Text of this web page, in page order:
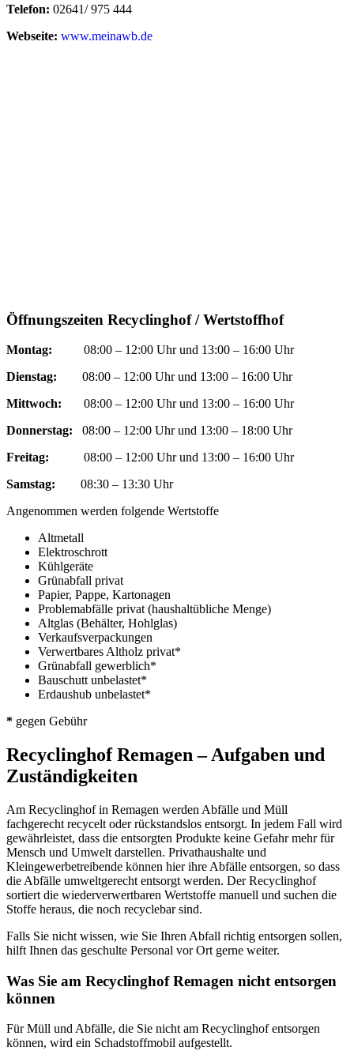
Telefon: 02641/ 975 444
Webseite: www.meinawb.de
Öffnungszeiten Recyclinghof / Wertstoffhof
Montag: 08:00 – 12:00 Uhr und 13:00 – 16:00 Uhr
Dienstag: 08:00 – 12:00 Uhr und 13:00 – 16:00 Uhr
Mittwoch: 08:00 – 12:00 Uhr und 13:00 – 16:00 Uhr
Donnerstag: 08:00 – 12:00 Uhr und 13:00 – 18:00 Uhr
Freitag: 08:00 – 12:00 Uhr und 13:00 – 16:00 Uhr
Samstag:
08:30 – 13:30 Uhr
Angenommen werden folgende Wertstoffe
Altmetall
Elektroschrott
Kühlgeräte
Grünabfall privat
Papier, Pappe, Kartonagen
Problemabfälle privat (haushaltübliche Menge)
Altglas (Behälter, Hohlglas)
Verkaufsverpackungen
Verwertbares Altholz privat*
Grünabfall gewerblich*
Bauschutt unbelastet*
Erdaushub unbelastet*
* gegen Gebühr
Recyclinghof Remagen – Aufgaben und
Zuständigkeiten
Am Recyclinghof in Remagen werden Abfälle und Müll
fachgerecht recycelt oder rückstandslos entsorgt. In jedem Fall wird
gewährleistet, dass die entsorgten Produkte keine Gefahr mehr für
Mensch und Umwelt darstellen. Privathaushalte und
Kleingewerbetreibende können hier ihre Abfälle entsorgen, so dass
die Abfälle umweltgerecht entsorgt werden. Der Recyclinghof
sortiert die wiederverwertbaren Wertstoffe manuell und suchen die
Stoffe heraus, die noch recyclebar sind.
Falls Sie nicht wissen, wie Sie Ihren Abfall richtig entsorgen sollen,
hilft Ihnen das geschulte Personal vor Ort gerne weiter.
Was Sie am Recyclinghof Remagen nicht entsorgen
können
Für Müll und Abfälle, die Sie nicht am Recyclinghof entsorgen
können, wird ein Schadstoffmobil aufgestellt.